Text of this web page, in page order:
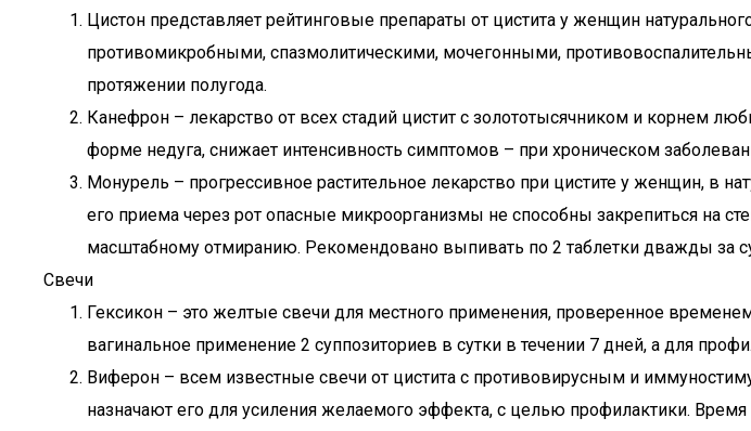
Цистон представляет рейтинговые препараты от цистита у женщин
противомикробными, спазмолитическими, мочегонными,
протяжении полугода.
Канефрон – лекарство от всех стадий цистит с золототысячником и корнем
форме недуга, снижает интенсивность симптомов – при хроническом
Монурель – прогрессивное растительное лекарство при цистите у женщин, в
его приема через рот опасные микроорганизмы не способны закрепиться на
масштабному отмиранию. Рекомендовано выпивать по 2 таблетки дважды за
Свечи
Гексикон – это желтые свечи для местного применения, проверенное
вагинальное применение 2 суппозиториев в сутки в течении 7 дней, а для
Виферон – всем известные свечи от цистита с противовирусным и
назначают его для усиления желаемого эффекта, с целью профилактики.